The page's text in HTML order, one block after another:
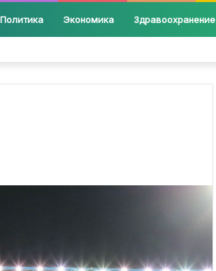
Политика Экономика Здравоохранение